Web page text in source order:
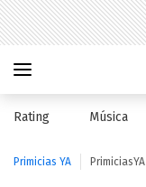
Rating Música
Primicias YA PrimiciasYA